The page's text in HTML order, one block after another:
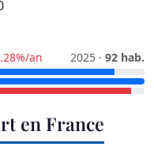
an 2025 · 92 hab.
en France